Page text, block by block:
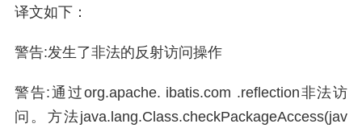
译文如下：
警告:发生了非法的反射访问操作
警告:通过org.apache. ibatis.com .reflection非法访
问。方法java.lang.Class.checkPackageAccess(jav